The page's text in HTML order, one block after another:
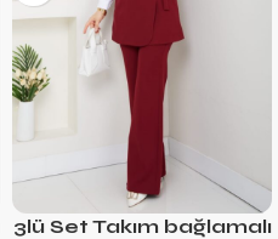
3lü Set Takım bağlamalı